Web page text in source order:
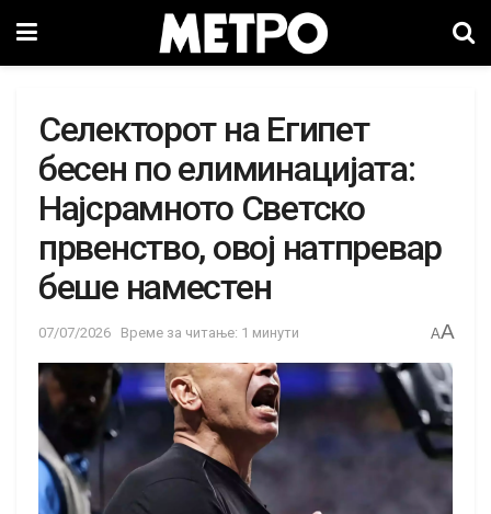
Селекторот на Египет
бесен по елиминацијата:
Најсрамното Светско
првенство, овој натпревар
беше наместен
07/07/2026 Време за читање: 1 минути AA